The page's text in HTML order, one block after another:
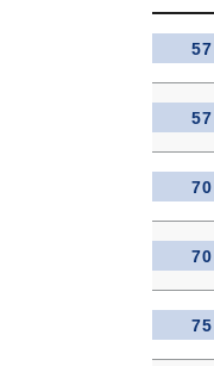
57
57
70
70
75